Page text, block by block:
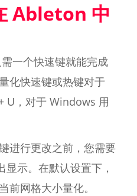
Ableton 中
一个快速键就能完成
化快速键或热键对于
U，对于 Windows 用
进行更改之前，您需要
示。在默认设置下，
前网格大小量化。